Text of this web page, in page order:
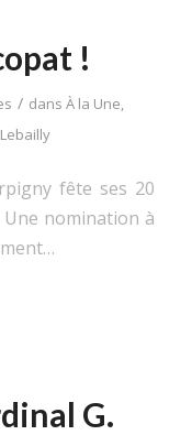
!
/ dans À la Une,
fête ses 20
nomination à
G.